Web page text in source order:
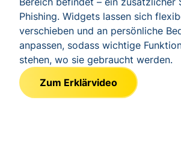
Phishing. Widgets lassen sich
verschieben und an persönliche
anpassen, sodass wichtige
stehen, wo sie gebraucht werden.
Zum Erklärvideo